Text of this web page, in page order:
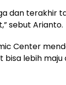
dan terakhir
sebut Arianto.
Center
bisa lebih maju